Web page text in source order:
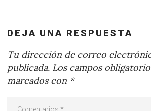
DEJA UNA RESPUESTA
Tu dirección de correo
publicada. Los campos
marcados con *